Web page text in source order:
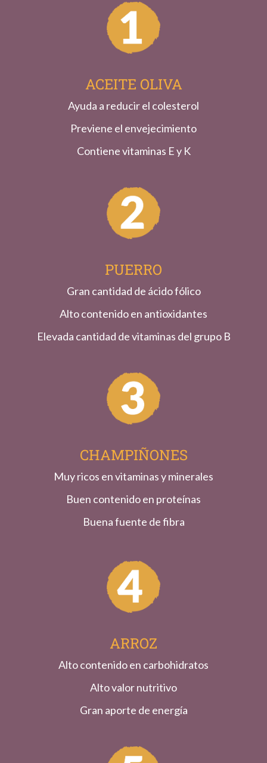
ACEITE OLIVA
Ayuda a reducir el colesterol
Previene el envejecimiento
Contiene vitaminas E y K
PUERRO
Gran cantidad de ácido fólico
Alto contenido en antioxidantes
Elevada cantidad de vitaminas del grupo B
CHAMPIÑONES
Muy ricos en vitaminas y minerales
Buen contenido en proteínas
Buena fuente de fibra
ARROZ
Alto contenido en carbohidratos
Alto valor nutritivo
Gran aporte de energía